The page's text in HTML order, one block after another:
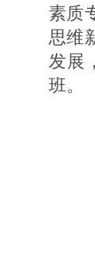
素质
思维
发展
班。